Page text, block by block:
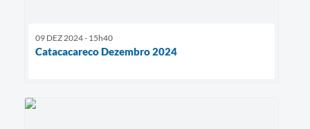
09 DEZ 2024 - 15h40
Catacacareco Dezembro 2024